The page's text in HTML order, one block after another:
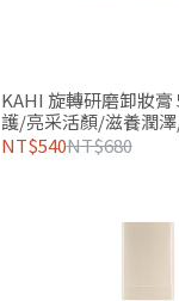
KAHI 旋轉研磨卸妝
護/亮采活顏/滋養潤
NT$540NT$680